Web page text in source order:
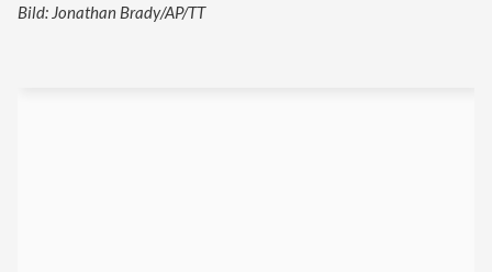
Bild: Jonathan Brady/AP/TT